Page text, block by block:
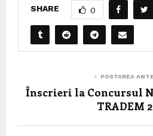
SHARE 0
POSTAREA
Înscrieri la Concursul
TRADEM